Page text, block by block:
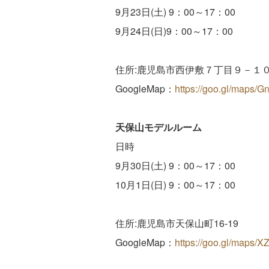
9月23日(土) 9：00～17：00
9月24日(日)9：00～17：00
住所:鹿児島市西伊敷７丁目９－１０
GoogleMap： https://goo.gl/maps/
天保山モデルルーム
日時
9月30日(土) 9：00～17：00
10月1日(日) 9：00～17：00
住所:鹿児島市天保山町16-19
GoogleMap： https://goo.gl/maps/